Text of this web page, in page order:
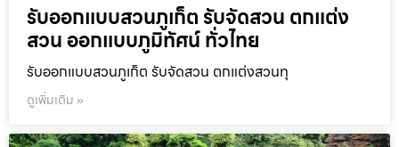
รับออกแบบสวนภูเก็ต รับจัดสวน ตกแต่ง
สวน ออกแบบภูมิทัศน์ ทั่วไทย
รับออกแบบสวนภูเก็ต รับจัดสวน ตกแต่งสวนทุ
ดูเพิ่มเติม »